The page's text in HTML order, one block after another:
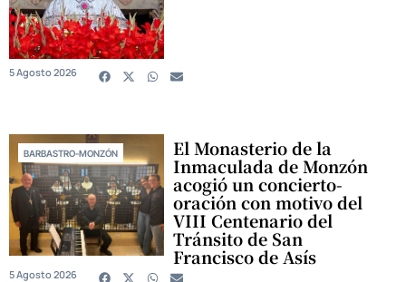
5 Agosto 2026
BARBASTRO-MONZÓN El Monasterio de la
Inmaculada de Monzón
acogió un concierto-
oración con motivo del
VIII Centenario del
Tránsito de San
Francisco de Asís
5 Agosto 2026